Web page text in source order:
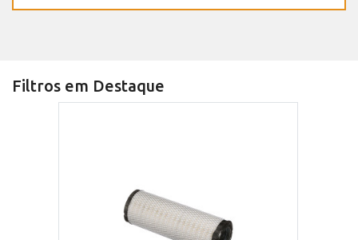
Filtros em Destaque